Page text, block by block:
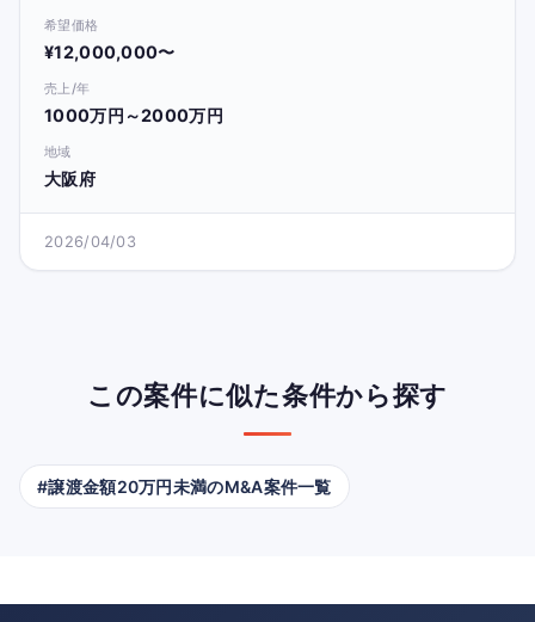
希望価格
¥12,000,000〜
売上/年
1000万円～2000万円
地域
大阪府
2026/04/03
この案件に似た条件から探す
#譲渡金額20万円未満のM&A案件一覧